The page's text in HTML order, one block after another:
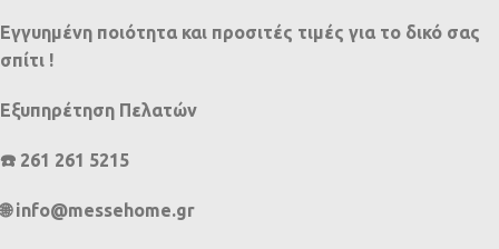
Εγγυημένη ποιότητα και προσιτές τιμές για το δικό σας
σπίτι !
Εξυπηρέτηση Πελατών
☎️ 261 261 5215
🌐 info@messehome.gr